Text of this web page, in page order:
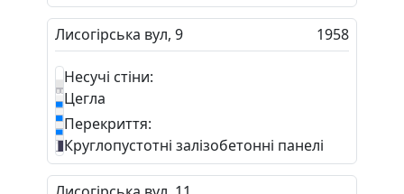
Лисогірська вул, 9 1958
Несучі стіни:
Цегла
Перекриття:
Круглопустотні залізобетонні панелі